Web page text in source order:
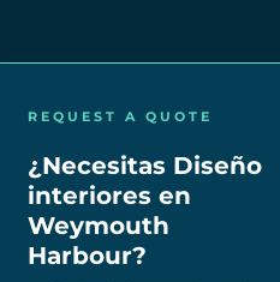
REQUEST A QUOTE
¿Necesitas Diseño
interiores en
Weymouth
Harbour?